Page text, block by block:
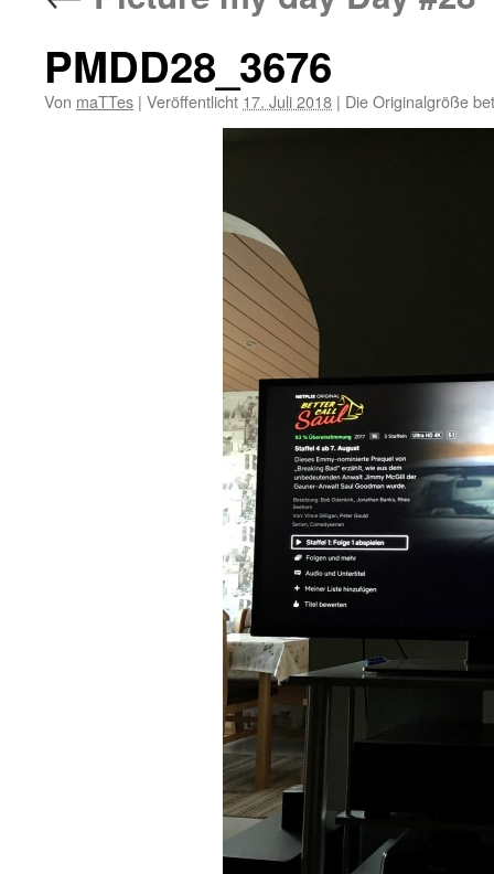
PMDD28_3676
Von maTTes | Veröffentlicht 17. Juli 2018 | Die Originalgröße